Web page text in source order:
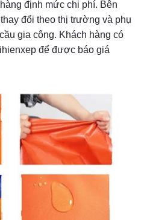
định mức chi phí. Bên
đổi theo thị trường và phụ
gia công. Khách hàng có
để được báo giá